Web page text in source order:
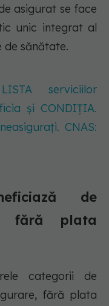
asigurat se face
unic integrat al
de sănătate.
serviciilor
și CONDIȚIA.
CNAS:
de
fără plata
categorii de
fără plata